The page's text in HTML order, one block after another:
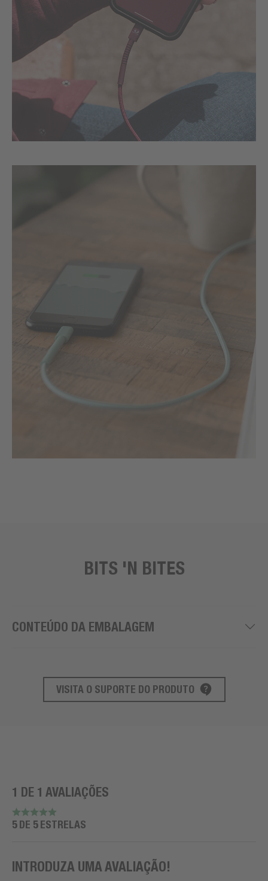
BITS 'N BITES
CONTEÚDO DA EMBALAGEM
SUPORTE AO PRODUTO
VISITA O SUPORTE DO PRODUTO
1 DE 1 AVALIAÇÕES
5 DE 5 ESTRELAS
INTRODUZA UMA AVALIAÇÃO!